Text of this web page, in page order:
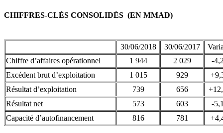
CHIFFRES-CLÉS CONSOLIDÉS (EN MMAD)
30/06/2018 30/06/2017
Chiffre d’affaires opérationnel
1 944 2 029
-
Excédent brut d’exploitation
1 015 929
Résultat d’exploitation
739 656
Résultat net
573 603
-
Capacité d’autofinancement
816 781